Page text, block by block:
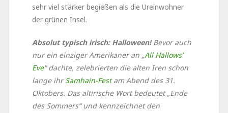
sehr viel stärker begießen als die Ureinwohner
der grünen Insel.
Absolut typisch irisch: Halloween!Bevor auch
nur ein einziger Amerikaner an „All Hallows’
Eve“ dachte, zelebrierten die alten Iren schon
lange ihrSamhain-Festam Abend des 31.
Oktobers. Das altirische Wort bedeutet „Ende
des Sommers“ und kennzeichnet den